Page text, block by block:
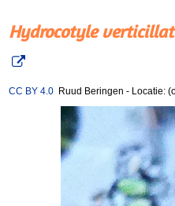
Hydrocotyle
CC BY 4.0 Ruud Beringen - Locatie: